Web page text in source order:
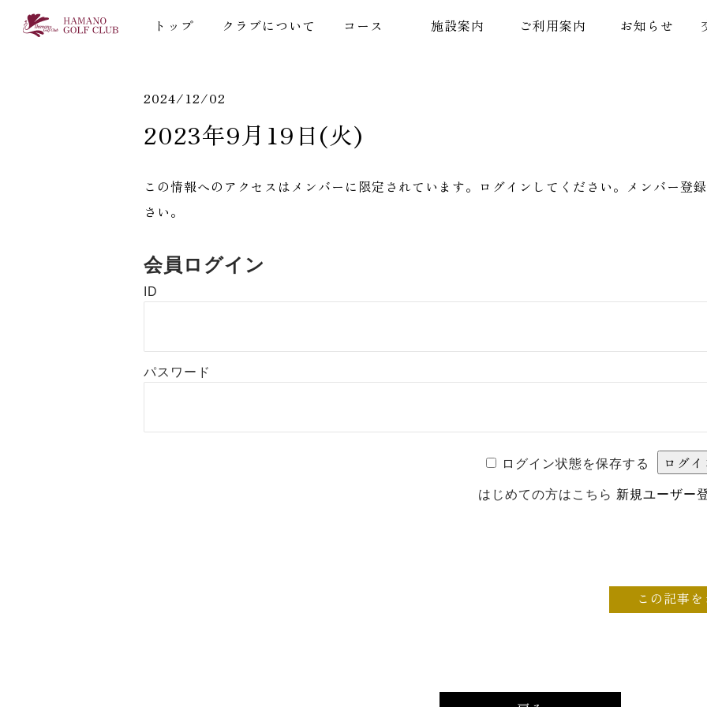
トップ クラブについて コース 施設案内 ご利用案内 お知らせ
2024/12/02
2023年9月19日(火)
この情報へのアクセスはメンバーに限定されています。ログインしてください。メンバー登
さい。
会員ログイン
ID
パスワード
ログイン状態を保存する
はじめての方はこちら 新規ユーザー
この記事